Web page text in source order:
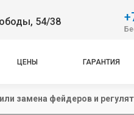
54/38
ЦЕНЫ ГАРАНТИЯ
замена фейдеров и